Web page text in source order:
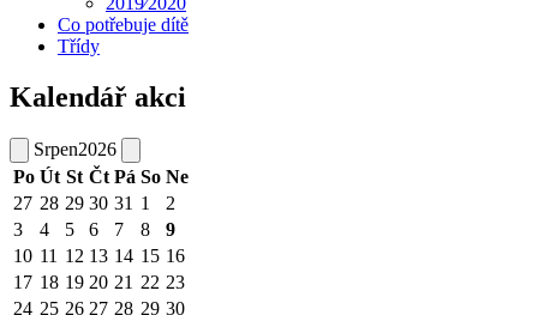
Co potřebuje dítě
Třídy
Kalendář akci
Srpen2026
Po Út St Čt Pá So Ne
27 28 29 30 31 1
2
3
4 5 6 7 8
9
10 11 12 13 14 15 16
17 18 19 20 21 22 23
24 25 26 27 28 29 30